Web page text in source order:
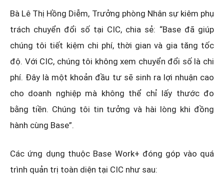
Bà Lê Thị Hồng Diễm, Trưởng phòng Nhân sự kiêm phụ
trách chuyển đổi số tại CIC, chia sẻ: “Base đã giúp
chúng tôi tiết kiệm chi phí, thời gian và gia tăng tốc
độ. Với CIC, chúng tôi không xem chuyển đổi số là chi
phí. Đây là một khoản đầu tư sẽ sinh ra lợi nhuận cao
cho doanh nghiệp mà không thể chỉ lấy thước đo
bằng tiền. Chúng tôi tin tưởng và hài lòng khi đồng
hành cùng Base”.
Các ứng dụng thuộc Base Work+ đóng góp vào quá
trình quản trị toàn diện tại CIC như sau: